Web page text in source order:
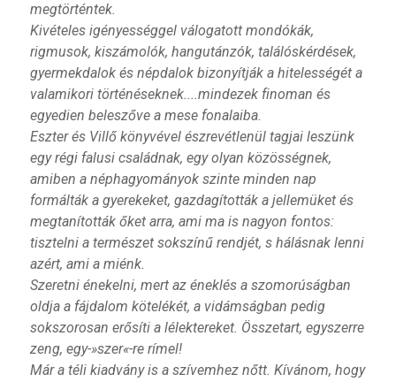
megtörténtek.
Kivételes igényességgel válogatott mondókák,
rigmusok, kiszámolók, hangutánzók, találóskérdések,
gyermekdalok és népdalok bizonyítják a hitelességét a
valamikori történéseknek....mindezek finoman és
egyedien beleszőve a mese fonalaiba.
Eszter és Villő könyvével észrevétlenül tagjai leszünk
egy régi falusi családnak, egy olyan közösségnek,
amiben a néphagyományok szinte minden nap
formálták a gyerekeket, gazdagították a jellemüket és
megtanították őket arra, ami ma is nagyon fontos:
tisztelni a természet sokszínű rendjét, s hálásnak lenni
azért, ami a miénk.
Szeretni énekelni, mert az éneklés a szomorúságban
oldja a fájdalom kötelékét, a vidámságban pedig
sokszorosan erősíti a lélektereket. Összetart, egyszerre
zeng, egy-»szer«-re rímel!
Már a téli kiadvány is a szívemhez nőtt. Kívánom, hogy